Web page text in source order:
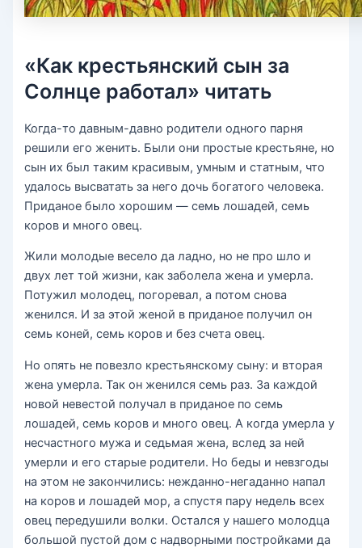
«Как крестьянский сын за
Солнце работал» читать
Когда-то давным-давно родители одного парня
решили его женить. Были они простые крестьяне, но
сын их был таким красивым, умным и статным, что
удалось высватать за него дочь богатого человека.
Приданое было хорошим — семь лошадей, семь
коров и много овец.
Жили молодые весело да ладно, но не про шло и
двух лет той жизни, как заболела жена и умерла.
Потужил молодец, погоревал, а потом снова
женился. И за этой женой в приданое получил он
семь коней, семь коров и без счета овец.
Но опять не повезло крестьянскому сыну: и вторая
жена умерла. Так он женился семь раз. За каждой
новой невестой получал в приданое по семь
лошадей, семь коров и много овец. А когда умерла у
несчастного мужа и седьмая жена, вслед за ней
умерли и его старые родители. Но беды и невзгоды
на этом не закончились: нежданно-негаданно напал
на коров и лошадей мор, а спустя пару недель всех
овец передушили волки. Остался у нашего молодца
большой пустой дом с надворными постройками да